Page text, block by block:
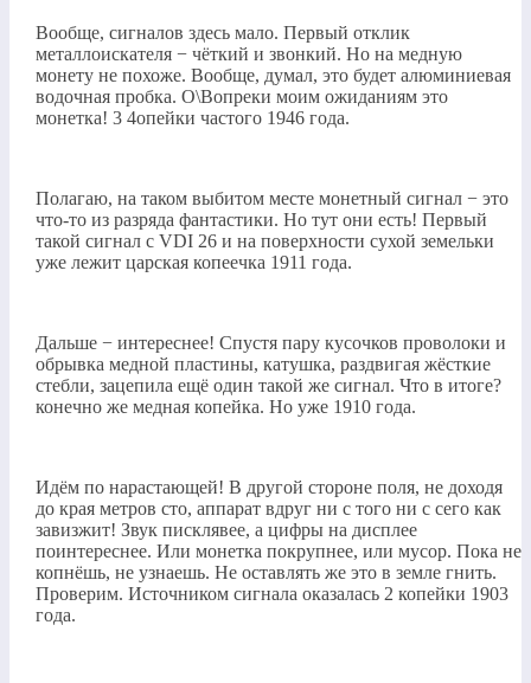
Вообще, сигналов здесь мало. Первый отклик
металлоискателя − чёткий и звонкий. Но на медную
монету не похоже. Вообще, думал, это будет алюминиевая
водочная пробка. О\Вопреки моим ожиданиям это
монетка! 3 4опейки частого 1946 года.
Полагаю, на таком выбитом месте монетный сигнал − это
что-то из разряда фантастики. Но тут они есть! Первый
такой сигнал с VDI 26 и на поверхности сухой земельки
уже лежит царская копеечка 1911 года.
Дальше − интереснее! Спустя пару кусочков проволоки и
обрывка медной пластины, катушка, раздвигая жёсткие
стебли, зацепила ещё один такой же сигнал. Что в итоге?
конечно же медная копейка. Но уже 1910 года.
Идём по нарастающей! В другой стороне поля, не доходя
до края метров сто, аппарат вдруг ни с того ни с сего как
завизжит! Звук писклявее, а цифры на дисплее
поинтереснее. Или монетка покрупнее, или мусор. Пока не
копнёшь, не узнаешь. Не оставлять же это в земле гнить.
Проверим. Источником сигнала оказалась 2 копейки 1903
года.